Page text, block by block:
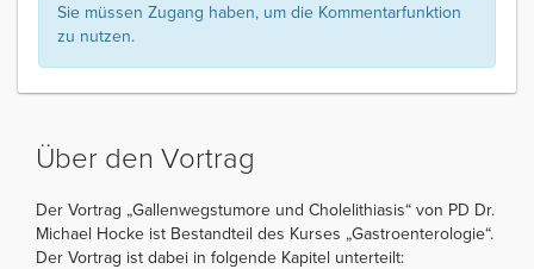
Sie müssen Zugang haben, um die Kommentarfunktion
zu nutzen.
Über den Vortrag
Der Vortrag „Gallenwegstumore und Cholelithiasis“ von PD Dr.
Michael Hocke ist Bestandteil des Kurses „Gastroenterologie“.
Der Vortrag ist dabei in folgende Kapitel unterteilt: